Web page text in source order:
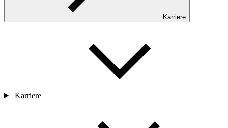
Karriere
Karriere